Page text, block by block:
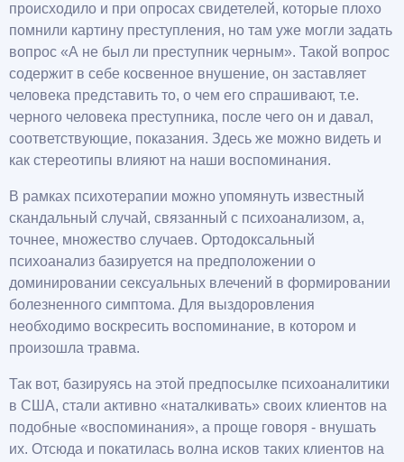
происходило и при опросах свидетелей, которые плохо
помнили картину преступления, но там уже могли задать
вопрос «А не был ли преступник черным». Такой вопрос
содержит в себе косвенное внушение, он заставляет
человека представить то, о чем его спрашивают, т.е.
черного человека преступника, после чего он и давал,
соответствующие, показания. Здесь же можно видеть и
как стереотипы влияют на наши воспоминания.
В рамках психотерапии можно упомянуть известный
скандальный случай, связанный с психоанализом, а,
точнее, множество случаев. Ортодоксальный
психоанализ базируется на предположении о
доминировании сексуальных влечений в формировании
болезненного симптома. Для выздоровления
необходимо воскресить воспоминание, в котором и
произошла травма.
Так вот, базируясь на этой предпосылке психоаналитики
в США, стали активно «наталкивать» своих клиентов на
подобные «воспоминания», а проще говоря - внушать
их. Отсюда и покатилась волна исков таких клиентов на